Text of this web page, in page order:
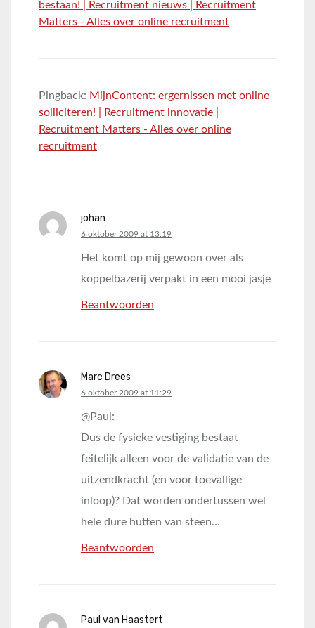
bestaan! | Recruitment nieuws | Recruitment
Matters - Alles over online recruitment
Pingback: MijnContent: ergernissen met online
solliciteren! | Recruitment innovatie |
Recruitment Matters - Alles over online
recruitment
johan
says:
6 oktober 2009 at 13:19
Het komt op mij gewoon over als
koppelbazerij verpakt in een mooi jasje
Beantwoorden
Marc Drees
says:
6 oktober 2009 at 11:29
@Paul:
Dus de fysieke vestiging bestaat
feitelijk alleen voor de validatie van de
uitzendkracht (en voor toevallige
inloop)? Dat worden ondertussen wel
hele dure hutten van steen…
Beantwoorden
Paul van Haastert